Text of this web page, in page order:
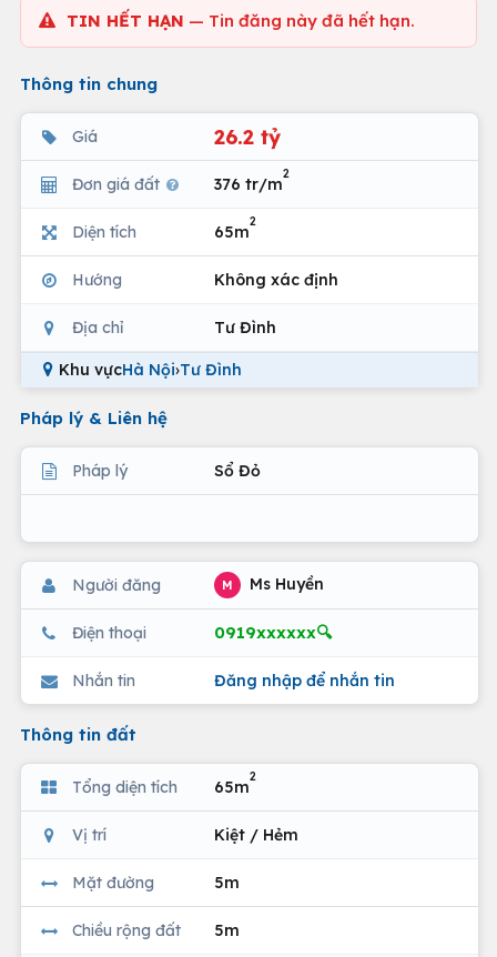
TIN HẾT HẠN — Tin đăng này đã hết hạn.
Thông tin chung
Giá 26.2 tỷ
Đơn giá đất 376 tr/m
2
Diện tích 65m
2
Hướng Không xác định
Địa chỉ Tư Đình
Khu vựcHà Nội›Tư Đình
Pháp lý & Liên hệ
Pháp lý Sổ Đỏ
Người đăng M Ms Huyền
Điện thoại 0919xxxxxx🔍
Nhắn tin Đăng nhập để nhắn tin
Thông tin đất
Tổng diện tích 65m
2
Vị trí Kiệt / Hẻm
Mặt đường 5m
Chiều rộng đất 5m